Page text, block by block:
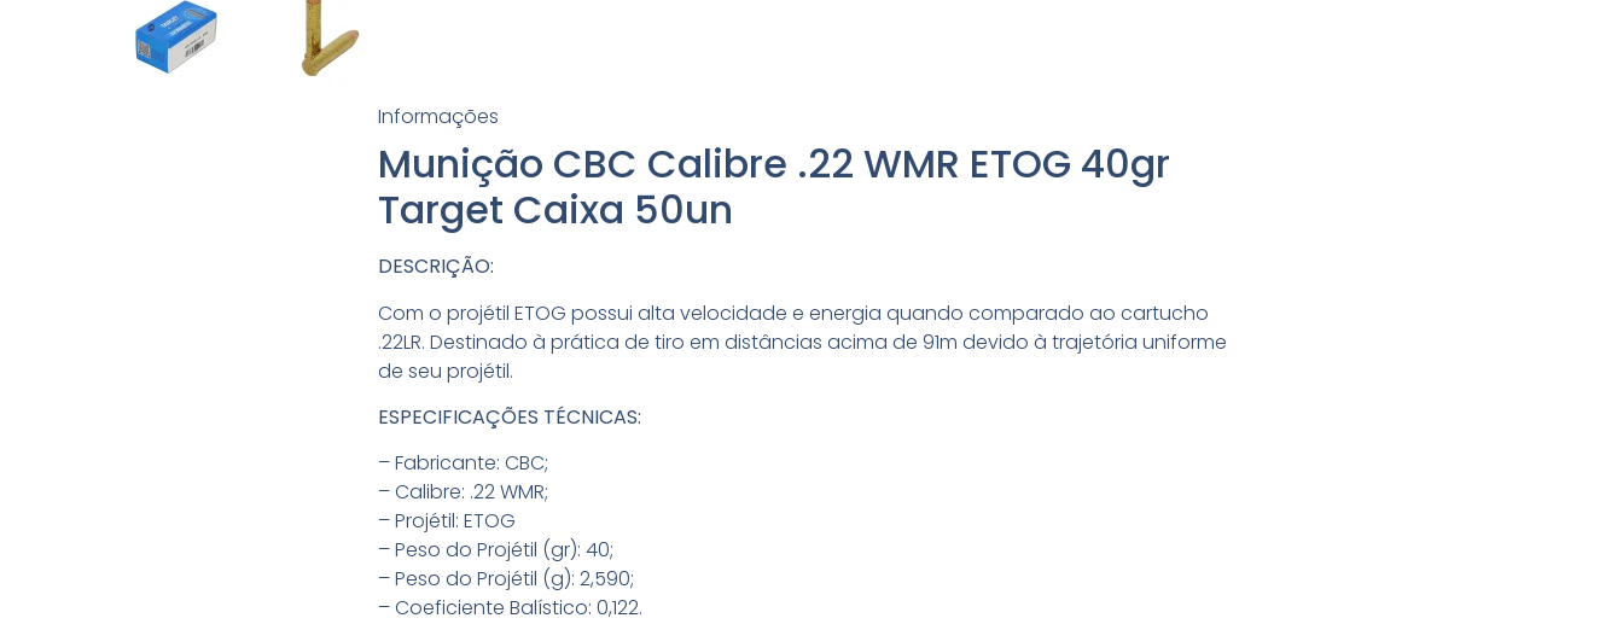
Informações
Munição CBC Calibre .22 WMR ETOG 40gr
Target Caixa 50un
DESCRIÇÃO:
Com o projétil ETOG possui alta velocidade e energia quando comparado ao cartucho
.22LR. Destinado à prática de tiro em distâncias acima de 91m devido à trajetória uniforme
de seu projétil.
ESPECIFICAÇÕES TÉCNICAS:
– Fabricante: CBC;
– Calibre: .22 WMR;
– Projétil: ETOG
– Peso do Projétil (gr): 40;
– Peso do Projétil (g): 2,590;
– Coeficiente Balístico: 0,122.